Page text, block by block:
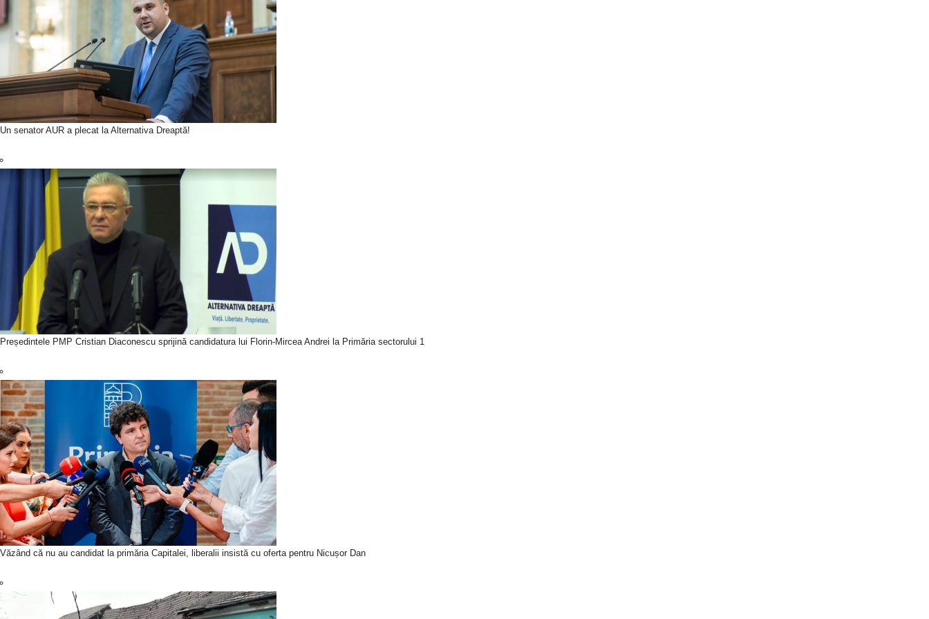
Un senator AUR a plecat la Alternativa Dreaptă!
Președintele PMP Cristian Diaconescu sprijină candidatura lui Florin-Mircea Andrei la Primăria sectorului 1
Văzând că nu au candidat la primăria Capitalei, liberalii insistă cu oferta pentru Nicușor Dan